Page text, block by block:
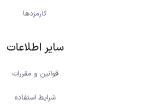
کارمزدها
سایر اطلاعات
قوانین و مقررات
شرایط استفاده